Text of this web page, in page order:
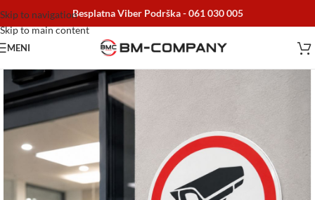
Skip to navigation
Skip to main content
Besplatna Viber Podrška -061 030 005
MENI